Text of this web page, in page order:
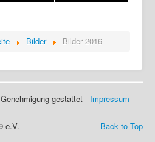
Bilder Bilder 2016
gestattet - Impressum -
Back to Top
e.V.